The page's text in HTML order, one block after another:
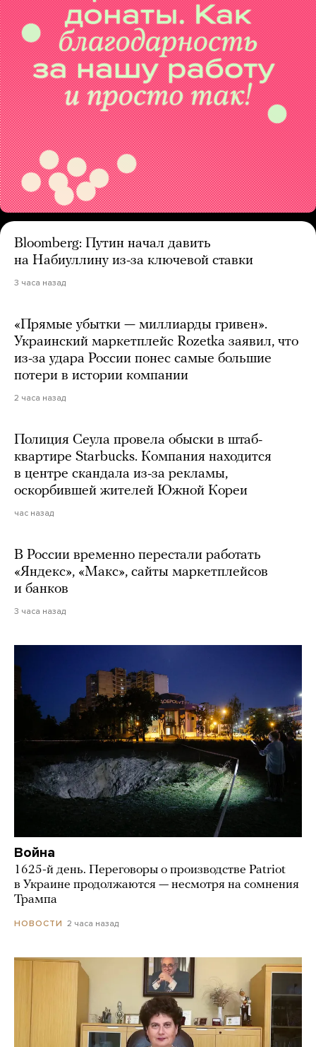
Bloomberg: Путин начал давить
на Набиуллину из-за ключевой ставки
3 часа назад
«Прямые убытки — миллиарды гривен».
Украинский маркетплейс Rozetka заявил, что
из-за удара России понес самые большие
потери в истории компании
2 часа назад
Полиция Сеула провела обыски в штаб-
квартире Starbucks. Компания находится
в центре скандала из-за рекламы,
оскорбившей жителей Южной Кореи
час назад
В России временно перестали работать
«Яндекс», «Макс», сайты маркетплейсов
и банков
3 часа назад
Война
1625-й день. Переговоры о производстве Patriot
в Украине продолжаются — несмотря на сомнения
Трампа
НОВОСТИ 2 часа назад